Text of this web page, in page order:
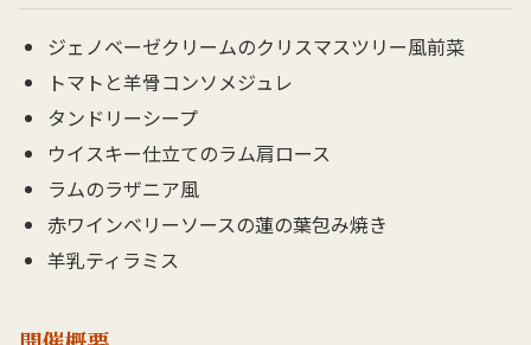
ジェノベーゼクリームのクリスマスツリー風前菜
トマトと羊骨コンソメジュレ
タンドリーシープ
ウイスキー仕立てのラム肩ロース
ラムのラザニア風
赤ワインベリーソースの蓮の葉包み焼き
羊乳ティラミス